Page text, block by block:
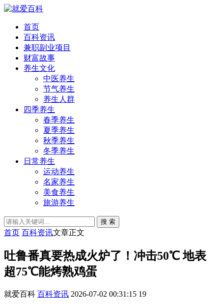
首页
百科资讯
兼职副业项目
财富故事
养生文化
中医养生
节气养生
养生人群
四季养生
春季养生
夏季养生
秋季养生
冬季养生
日常养生
运动养生
名家养生
美食养生
旅游养生
搜 索
首页 百科资讯文章正文
吐鲁番真要热成火炉了！冲击50℃ 地表
超75℃能烤熟鸡蛋
就爱百科 百科资讯 2026-07-02 00:31:15 19